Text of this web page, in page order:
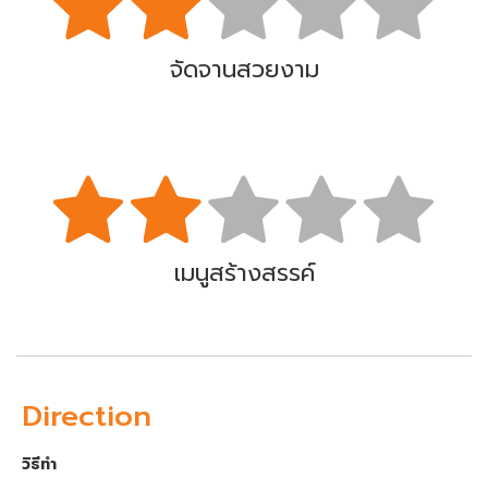
จัดจานสวยงาม
เมนูสร้างสรรค์
Direction
วิธีทำ